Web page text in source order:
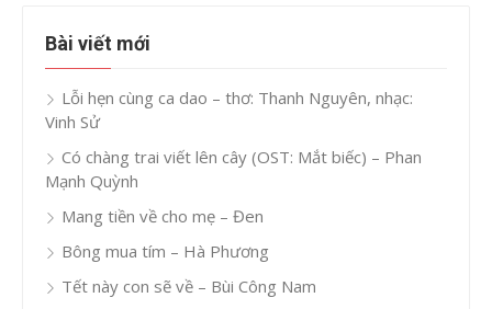
Bài viết mới
Lỗi hẹn cùng ca dao – thơ: Thanh Nguyên, nhạc:
Vinh Sử
Có chàng trai viết lên cây (OST: Mắt biếc) – Phan
Mạnh Quỳnh
Mang tiền về cho mẹ – Đen
Bông mua tím – Hà Phương
Tết này con sẽ về – Bùi Công Nam